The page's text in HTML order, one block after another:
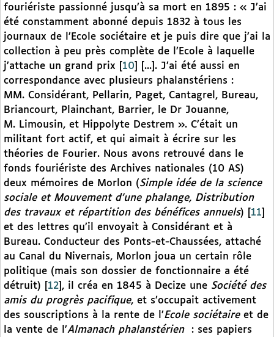
fouriériste passionné jusqu’à sa mort en 1895 : « J’ai
été constamment abonné depuis 1832 à tous les
journaux de l’Ecole sociétaire et je puis dire que j’ai la
collection à peu près complète de l’Ecole à laquelle
j’attache un grand prix
10
[...]. J’ai été aussi en
correspondance avec plusieurs phalanstériens :
MM. Considérant, Pellarin, Paget, Cantagrel, Bureau,
Briancourt, Plainchant, Barrier, le Dr Jouanne,
M. Limousin, et Hippolyte Destrem ». C’était un
militant fort actif, et qui aimait à écrire sur les
théories de Fourier. Nous avons retrouvé dans le
fonds fouriériste des Archives nationales (10 AS)
deux mémoires de Morlon (Simple idée de la science
sociale et Mouvement d’une phalange, Distribution
des travaux et répartition des bénéfices annuels) 11
et des lettres qu’il envoyait à Considérant et à
Bureau. Conducteur des Ponts-et-Chaussées, attaché
au Canal du Nivernais, Morlon joua un certain rôle
politique (mais son dossier de fonctionnaire a été
détruit)
12 , il créa en 1845 à Decize une Société des
amis du progrès pacifique, et s’occupait activement
des souscriptions à la rente de l’Ecole sociétaireet de
la vente de l’Almanach phalanstérien
: ses papiers